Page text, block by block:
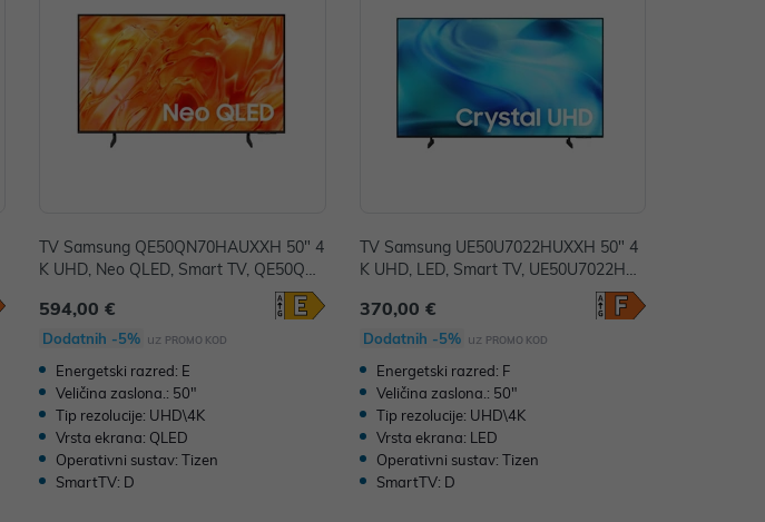
TV Samsung QE50QN70HAUXXH 50" 4
K UHD, Neo QLED, Smart TV, QE50QN7
594,00 €
Dodatnih -5% uz PROMO KOD
Energetski razred: E
Veličina zaslona.: 50"
Tip rezolucije: UHD\4K
Vrsta ekrana: QLED
Operativni sustav: Tizen
SmartTV: D
TV Samsung UE50U7022HUXXH 50" 4
K UHD, LED, Smart TV, UE50U7022HU
370,00 €
Dodatnih -5% uz PROMO KOD
Energetski razred: F
Veličina zaslona.: 50"
Tip rezolucije: UHD\4K
Vrsta ekrana: LED
Operativni sustav: Tizen
SmartTV: D